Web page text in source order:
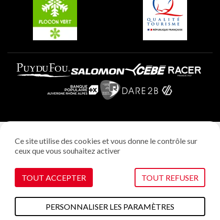
Plagne Aime 2000
Gestion des cookies
Ce site utilise des cookies et vous donne le contrôle sur
ceux que vous souhaitez activer
TOUT ACCEPTER TOUT REFUSER
PERSONNALISER LES PARAMÈTRES